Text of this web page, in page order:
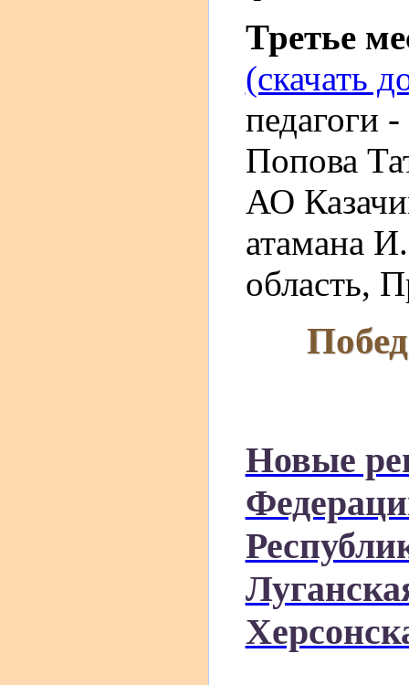
Третье
(скачать
педагоги
Попова
АО
атамана
область,
Новые